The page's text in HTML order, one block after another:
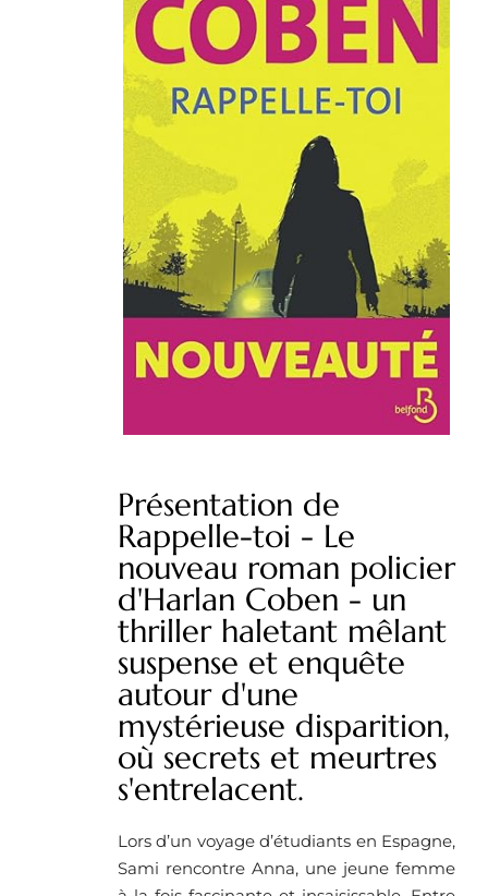
Présentation de
Rappelle-toi - Le
nouveau roman policier
d'Harlan Coben - un
thriller haletant mêlant
suspense et enquête
autour d'une
mystérieuse disparition,
où secrets et meurtres
s'entrelacent.
Lors d’un voyage d’étudiants en Espagne,
Sami rencontre Anna, une jeune femme